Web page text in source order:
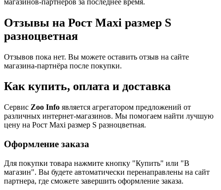
Отзывы на Рост Maxi размер S
разноцветная
Отзывов пока нет. Вы можете оставить отзыв на сайте
магазина-партнёра после покупки.
Как купить, оплата и доставка
Сервис Zoo Info является агрегатором предложений от
различных интернет-магазинов. Мы помогаем найти лучшую
цену на Рост Maxi размер S разноцветная.
Оформление заказа
Для покупки товара нажмите кнопку "Купить" или "В
магазин". Вы будете автоматически перенаправлены на сайт
партнера, где сможете завершить оформление заказа.